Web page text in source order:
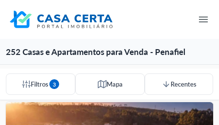
252 Casas e Apartamentos para Venda - Penafiel
Filtros 3 Mapa Recentes